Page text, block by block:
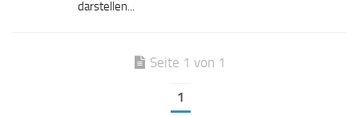
darstellen...
Seite 1 von 1
1